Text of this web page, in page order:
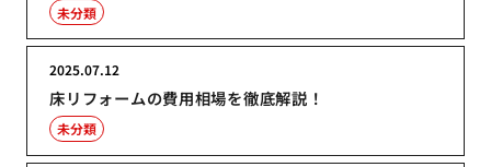
未分類
床リフォームの費用相場を徹底解説！
2025.07.12
未分類